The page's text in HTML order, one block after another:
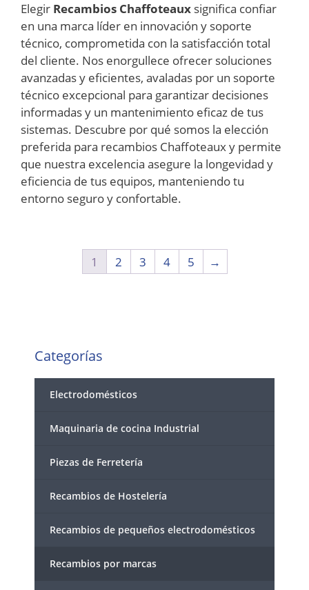
Elegir Recambios Chaffoteaux significa confiar
en una marca líder en innovación y soporte
técnico, comprometida con la satisfacción total
del cliente. Nos enorgullece ofrecer soluciones
avanzadas y eficientes, avaladas por un soporte
técnico excepcional para garantizar decisiones
informadas y un mantenimiento eficaz de tus
sistemas. Descubre por qué somos la elección
preferida para recambios Chaffoteaux y permite
que nuestra excelencia asegure la longevidad y
eficiencia de tus equipos, manteniendo tu
entorno seguro y confortable.
1 2 3 4 5 →
Categorías
Electrodomésticos
Maquinaria de cocina Industrial
Piezas de Ferretería
Recambios de Hostelería
Recambios de pequeños electrodomésticos
Recambios por marcas